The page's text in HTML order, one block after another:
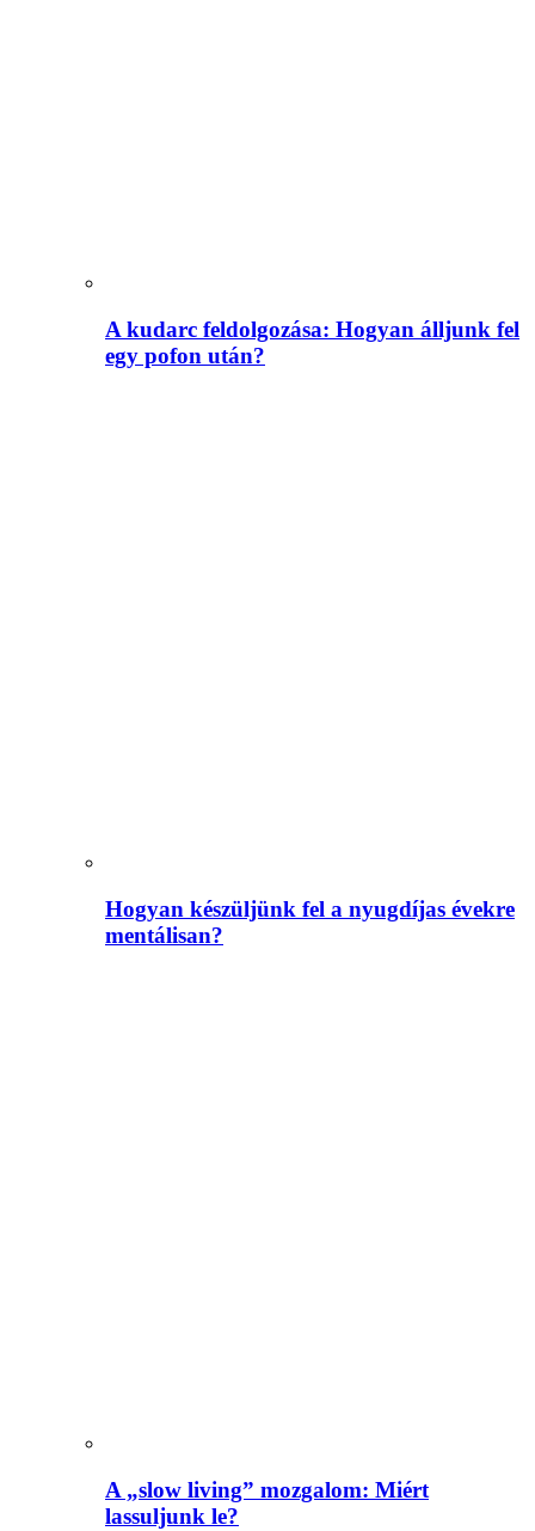
A kudarc feldolgozása: Hogyan álljunk fel
egy pofon után?
Hogyan készüljünk fel a nyugdíjas évekre
mentálisan?
A „slow living” mozgalom: Miért
lassuljunk le?